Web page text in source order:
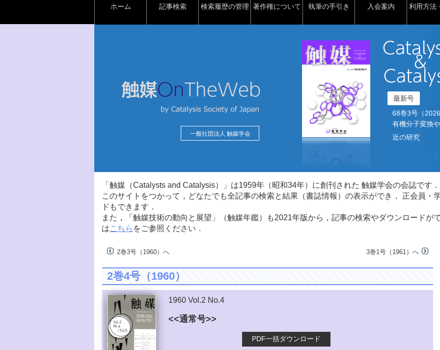
ホーム 記事検索 検索履歴の管理 著作権について 執筆の手引き 入会案内 利用方法
一般社団法人 触媒学会
最新号
68巻3号（
有機分子変換
近の研究
「触媒（Catalysts and Catalysis）」は1959年（昭和34年）に創刊された 触媒学会の会誌です．
このサイトをつかって，どなたでも全記事の検索と結果（書誌情報）の表示ができ， 正会員・
ドもできます．
また，「触媒技術の動向と展望」（触媒年鑑）も2021年版から，記事の検索やダウンロードが
はこちら をご参照ください．
2巻3号（1960）へ 3巻1号（1961）へ
2巻4号（1960）
1960 Vol.2 No.4
<<通常号>>
PDF一括ダウンロード